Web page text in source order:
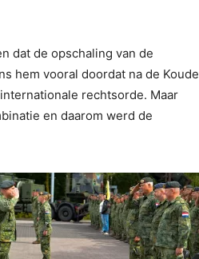
dat de opschaling van de
hem vooral doordat na de Koude
rechtsorde. Maar
en daarom werd de